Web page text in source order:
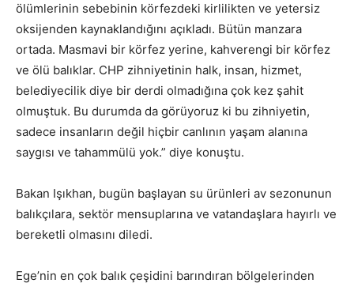
ölümlerinin sebebinin körfezdeki kirlilikten ve yetersiz
oksijenden kaynaklandığını açıkladı. Bütün manzara
ortada. Masmavi bir körfez yerine, kahverengi bir körfez
ve ölü balıklar. CHP zihniyetinin halk, insan, hizmet,
belediyecilik diye bir derdi olmadığına çok kez şahit
olmuştuk. Bu durumda da görüyoruz ki bu zihniyetin,
sadece insanların değil hiçbir canlının yaşam alanına
saygısı ve tahammülü yok.” diye konuştu.
Bakan Işıkhan, bugün başlayan su ürünleri av sezonunun
balıkçılara, sektör mensuplarına ve vatandaşlara hayırlı ve
bereketli olmasını diledi.
Ege’nin en çok balık çeşidini barındıran bölgelerinden